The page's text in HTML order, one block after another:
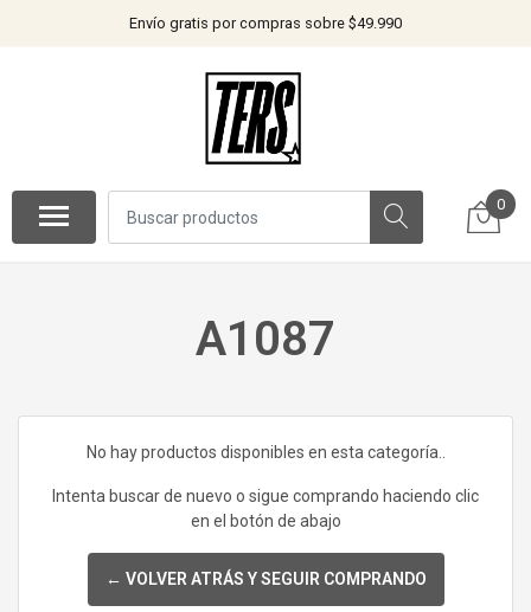
Envío gratis por compras sobre $49.990
0
A1087
No hay productos disponibles en esta categoría..
Intenta buscar de nuevo o sigue comprando haciendo clic
en el botón de abajo
← VOLVER ATRÁS Y SEGUIR COMPRANDO